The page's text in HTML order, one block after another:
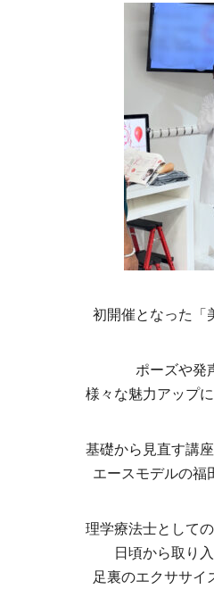
初開催となった「
ポーズや発
様々な魅力アップ
基礎から見直す講座
エースモデルの福
理学療法士としての
日頃から取り入
足裏のエクササイ